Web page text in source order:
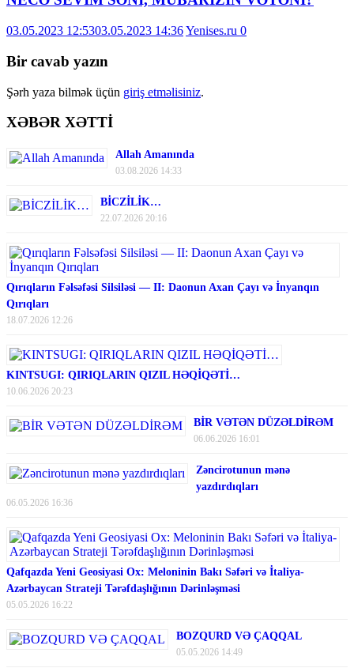
03.05.2023 12:5303.05.2023 14:36Yenises.ru 0
Bir cavab yazın
Şərh yaza bilmək üçün giriş etməlisiniz.
XƏBƏR XƏTTİ
Allah Amanında
03.08.2026 14:33
BİCZİLİK…
22.07.2026 20:16
Qırıqların Fəlsəfəsi Silsiləsi — II: Daonun Axan Çayı və İnyanqın
Qırıqları
18.07.2026 12:26
KINTSUGI: QIRIQLARIN QIZIL HƏQİQƏTİ…
10.06.2026 20:23
BİR VƏTƏN DÜZƏLDİRƏM
06.06.2026 16:01
Zəncirotunun mənə
yazdırdıqları
06.05.2026 16:36
Qafqazda Yeni Geosiyasi Ox: Meloninin Bakı Səfəri və İtaliya-
Azərbaycan Strateji Tərəfdaşlığının Dərinləşməsi
05.05.2026 16:22
BOZQURD VƏ ÇAQQAL
05.05.2026 14:49